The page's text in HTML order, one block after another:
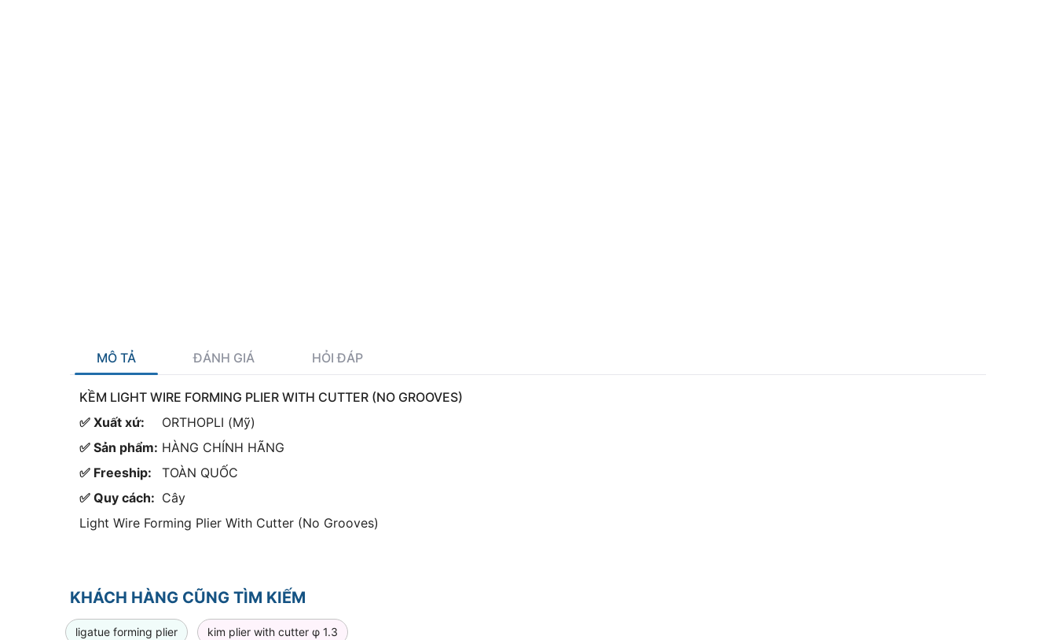
MÔ TẢ ĐÁNH GIÁ HỎI ĐÁP
KỀM LIGHT WIRE FORMING PLIER WITH CUTTER (NO GROOVES)
✅ Xuất xứ:
ORTHOPLI (Mỹ)
✅ Sản phẩm: HÀNG CHÍNH HÃNG
✅ Freeship:
TOÀN QUỐC
✅ Quy cách: Cây
Light Wire Forming Plier With Cutter (No Grooves)
KHÁCH HÀNG CŨNG TÌM KIẾM
ligatue forming plier kim plier with cutter φ 1.3